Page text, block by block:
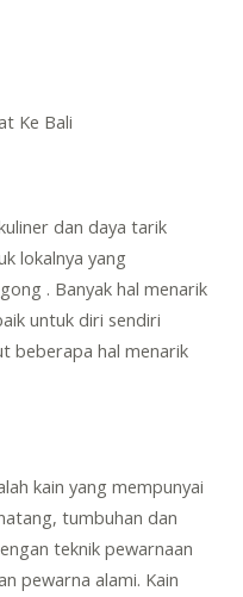
Ke Bali
dan daya tarik
lokalnya yang
. Banyak hal menarik
untuk diri sendiri
beberapa hal menarik
kain yang mempunyai
tumbuhan dan
teknik pewarnaan
pewarna alami. Kain